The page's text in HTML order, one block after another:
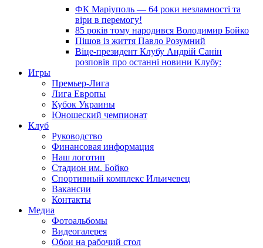
ФК Маріуполь — 64 роки незламності та
віри в перемогу!
85 років тому народився Володимир Бойко
Пішов із життя Павло Розумний
Віце-президент Клубу Андрій Санін
розповів про останні новини Клубу:
Игры
Премьер-Лига
Лига Европы
Кубок Украины
Юношеский чемпионат
Клуб
Руководство
Финансовая информация
Наш логотип
Стадион им. Бойко
Спортивный комплекс Ильичевец
Вакансии
Контакты
Медиа
Фотоальбомы
Видеогалерея
Обои на рабочий стол